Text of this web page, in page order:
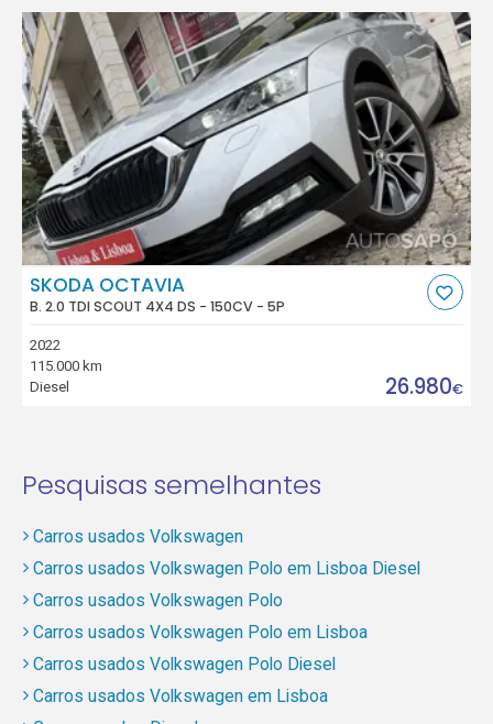
SKODA OCTAVIA
B. 2.0 TDI SCOUT 4X4 DS - 150CV - 5P
2022
115.000 km
Diesel
26.980€
Pesquisas semelhantes
Carros usados Volkswagen
Carros usados Volkswagen Polo em Lisboa Diesel
Carros usados Volkswagen Polo
Carros usados Volkswagen Polo em Lisboa
Carros usados Volkswagen Polo Diesel
Carros usados Volkswagen em Lisboa